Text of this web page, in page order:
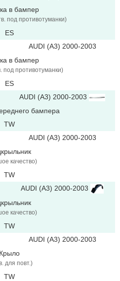
в бампер
под противотуманки)
ES
AUDI (A3) 2000-2003
в бампер
под противотуманки)
ES
AUDI (A3) 2000-2003
бампера
TW
AUDI (A3) 2000-2003
качество)
TW
AUDI (A3) 2000-2003
качество)
TW
AUDI (A3) 2000-2003
Крыло
для повт.)
TW